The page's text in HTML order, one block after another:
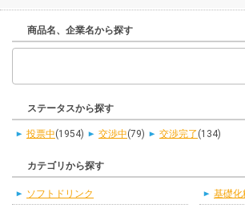
商品名、企業名から探す
ステータスから探す
投票中(1954) 交渉中(79) 交渉完了 (134)
カテゴリから探す
ソフトドリンク
基礎化